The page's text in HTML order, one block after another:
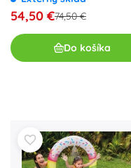
54,50 €74,50 €
Do košíka